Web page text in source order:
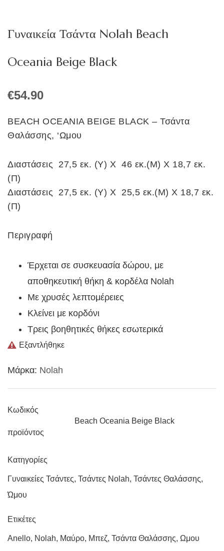
Γυναικεία Τσάντα Nolah Beach
Oceania Beige Black
€54.90
BEACH OCEANIA BEIGE BLACK – Τσάντα
Θαλάσσης, ‘Ωμου
Διαστάσεις 27,5 εκ. (Υ) Χ 46 εκ.(Μ) Χ 18,7 εκ.
(Π)
Διαστάσεις 27,5 εκ. (Υ) Χ 25,5 εκ.(Μ) Χ 18,7 εκ.
(Π)
Περιγραφή
Έρχεται σε συσκευασία δώρου, με
αποθηκευτική θήκη & κορδέλα Nolah
Με χρυσές λεπτομέρειες
Κλείνει με κορδόνι
Τρεις βοηθητικές θήκες εσωτερικά
Εξαντλήθηκε
Μάρκα: Nolah
Κωδικός
προϊόντος
Beach Oceania Beige Black
Κατηγορίες
Γυναικείες Τσάντες, Τσάντες Nolah, Τσάντες Θαλάσσης,
Ώμου
Ετικέτες
Anello, Nolah, Μαύρο, Μπεζ, Τσάντα Θαλάσσης, Ωμου